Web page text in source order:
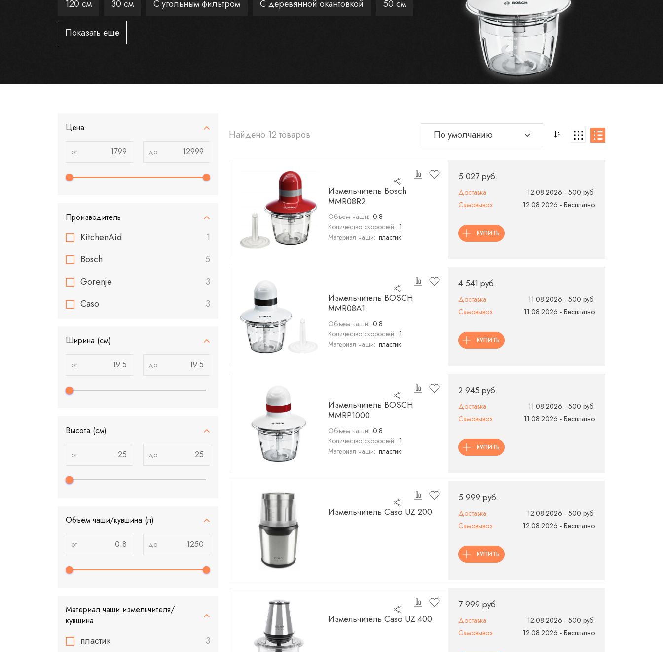
120 см 30 см С угольным фильтром С деревянной окантовкой 50 см
Показать еще
Цена
Производитель
KitchenAid
1
Bosch
5
Gorenje
3
Caso
3
Ширина (см)
Высота (см)
Объем чаши/кувшина (л)
Материал чаши измельчителя/
кувшина
пластик
3
Найдено 12 товаров
Измельчитель Bosch
MMR08R2
Объем чаши: 0.8
Количество скоростей: 1
Материал чаши: пластик
5 027 руб.
Доставка
12.08.2026 - 500 руб.
Самовывоз
12.08.2026 - Бесплатно
КУПИТЬ
Измельчитель BOSCH
MMR08A1
Объем чаши: 0.8
Количество скоростей: 1
Материал чаши: пластик
4 541 руб.
Доставка
11.08.2026 - 500 руб.
Самовывоз
11.08.2026 - Бесплатно
КУПИТЬ
Измельчитель BOSCH
MMRP1000
Объем чаши: 0.8
Количество скоростей: 1
Материал чаши: пластик
2 945 руб.
Доставка
11.08.2026 - 500 руб.
Самовывоз
11.08.2026 - Бесплатно
КУПИТЬ
Измельчитель Caso UZ 200
5 999 руб.
Доставка
12.08.2026 - 500 руб.
Самовывоз
12.08.2026 - Бесплатно
КУПИТЬ
Измельчитель Caso UZ 400
7 999 руб.
Доставка
12.08.2026 - 500 руб.
Самовывоз
12.08.2026 - Бесплатно